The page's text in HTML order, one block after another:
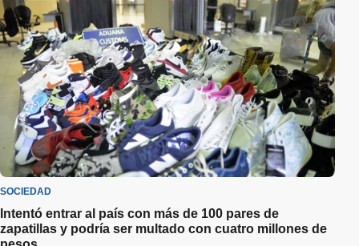
SOCIEDAD
Intentó entrar al país con más de 100 pares de
zapatillas y podría ser multado con cuatro millones de